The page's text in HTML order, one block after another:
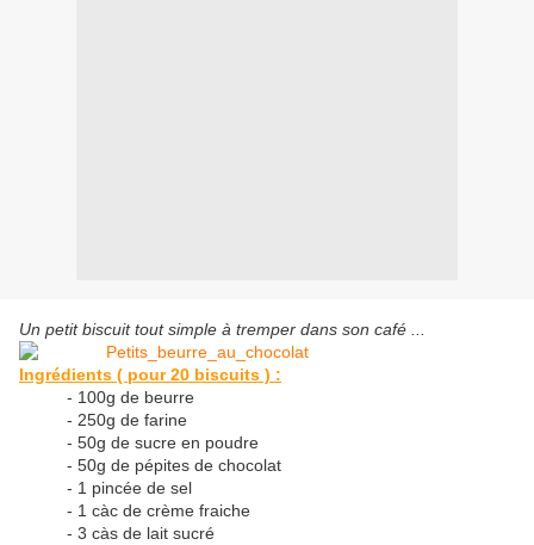
Un petit biscuit tout simple à tremper dans son café ...
Ingrédients ( pour 20 biscuits ) :
- 100g de beurre
- 250g de farine
- 50g de sucre en poudre
- 50g de pépites de chocolat
- 1 pincée de sel
- 1 càc de crème fraiche
- 3 càs de lait sucré